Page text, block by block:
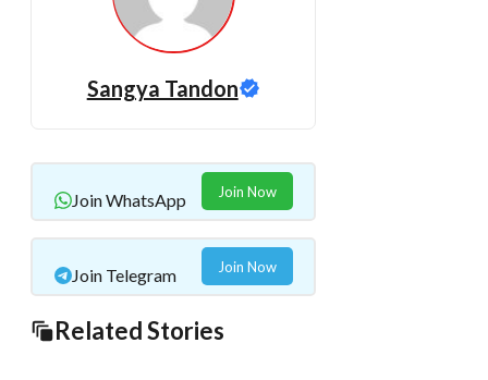
Sangya Tandon
Join WhatsApp Join Now
Join Telegram Join Now
Related Stories